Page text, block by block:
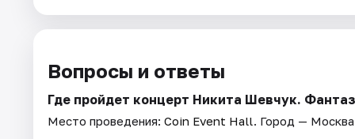
Вопросы и ответы
Где пройдет концерт Никита Шевчук.
Место проведения: Coin Event Hall. Город —